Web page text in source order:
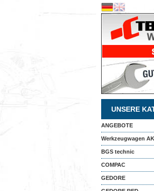
UNSERE
ANGEBOTE
Werkzeugwagen
BGS technic
COMPAC
GEDORE